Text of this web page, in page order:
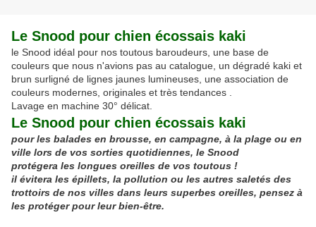
Le Snood pour chien écossais kaki
le Snood idéal pour nos toutous baroudeurs, une base de
couleurs que nous n'avions pas au catalogue, un dégradé kaki et
brun surligné de lignes jaunes lumineuses, une association de
couleurs modernes, originales et très tendances .
Lavage en machine 30° délicat.
Le Snood pour chien écossais kaki
pour les balades en brousse, en campagne, à la plage ou en
ville lors de vos sorties quotidiennes, le Snood
protégera les longues oreilles de vos toutous !
il évitera les épillets, la pollution ou les autres saletés des
trottoirs de nos villes dans leurs superbes oreilles, pensez à
les protéger pour leur bien-être.